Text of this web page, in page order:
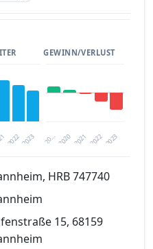
2023
2022
GEWINN/VERLUST
20… 2021 2023
2020 2022
kostenloser
verfügbar
registrieren
HRB 747740
15, 68159